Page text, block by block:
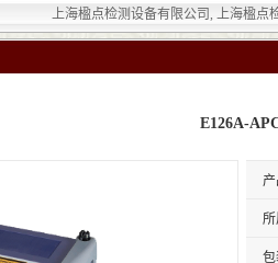
上海楹点检测设备有限公司, 上海楹点检测
E126A-
产
所
包